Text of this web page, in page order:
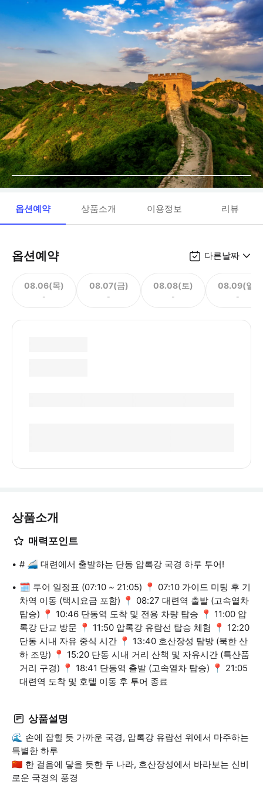
옵션예약 상품소개 이용정보 리뷰
옵션예약 다른날짜
08.06(목)
-
08.07(금)
-
08.08(토)
-
08.09(일)
-
상품소개
매력포인트
# 🚄 대련에서 출발하는 단동 압록강 국경 하루 투어!
🗓️ 투어 일정표 (07:10 ~ 21:05) 📍 07:10 가이드 미팅 후 기
차역 이동 (택시요금 포함) 📍 08:27 대련역 출발 (고속열차
탑승) 📍 10:46 단동역 도착 및 전용 차량 탑승 📍 11:00 압
록강 단교 방문 📍 11:50 압록강 유람선 탑승 체험 📍 12:20
단동 시내 자유 중식 시간 📍 13:40 호산장성 탐방 (북한 산
하 조망) 📍 15:20 단동 시내 거리 산책 및 자유시간 (특산품
거리 구경) 📍 18:41 단동역 출발 (고속열차 탑승) 📍 21:05
대련역 도착 및 호텔 이동 후 투어 종료
상품설명
🌊 손에 잡힐 듯 가까운 국경, 압록강 유람선 위에서 마주하는
특별한 하루
🇨🇳 한 걸음에 닿을 듯한 두 나라, 호산장성에서 바라보는 신비
로운 국경의 풍경